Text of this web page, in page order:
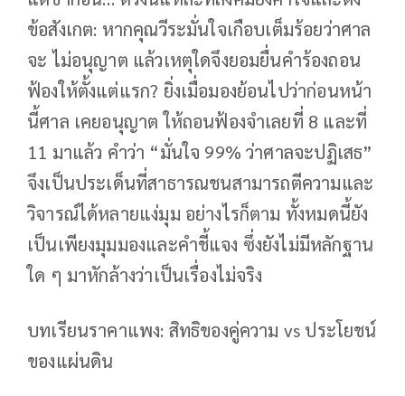
ข้อสังเกต: หากคุณวีระมั่นใจเกือบเต็มร้อยว่าศาล
จะ ไม่อนุญาต แล้วเหตุใดจึงยอมยื่นคำร้องถอน
ฟ้องให้ตั้งแต่แรก? ยิ่งเมื่อมองย้อนไปว่าก่อนหน้า
นี้ศาล เคยอนุญาต ให้ถอนฟ้องจำเลยที่ 8 และที่
11 มาแล้ว คำว่า “มั่นใจ 99% ว่าศาลจะปฏิเสธ”
จึงเป็นประเด็นที่สาธารณชนสามารถตีความและ
วิจารณ์ได้หลายแง่มุม อย่างไรก็ตาม ทั้งหมดนี้ยัง
เป็นเพียงมุมมองและคำชี้แจง ซึ่งยังไม่มีหลักฐาน
ใด ๆ มาหักล้างว่าเป็นเรื่องไม่จริง
บทเรียนราคาแพง: สิทธิของคู่ความ vs ประโยชน์
ของแผ่นดิน